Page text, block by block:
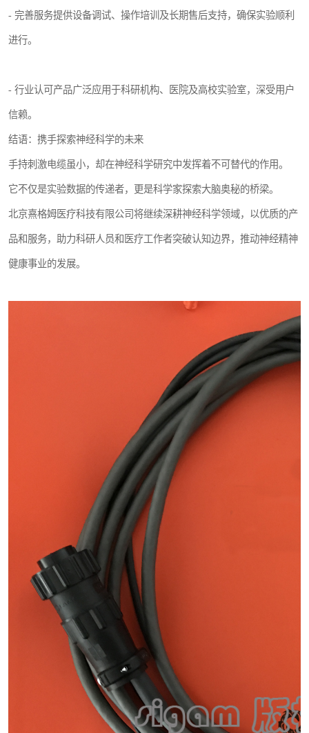
- 完善服务提供设备调试、操作培训及长期售后支持，确保实验顺利
进行。
- 行业认可产品广泛应用于科研机构、医院及高校实验室，深受用户
信赖。
结语：携手探索神经科学的未来
手持刺激电缆虽小，却在神经科学研究中发挥着不可替代的作用。
它不仅是实验数据的传递者，更是科学家探索大脑奥秘的桥梁。
北京熹格姆医疗科技有限公司将继续深耕神经科学领域，以优质的产
品和服务，助力科研人员和医疗工作者突破认知边界，推动神经精神
健康事业的发展。